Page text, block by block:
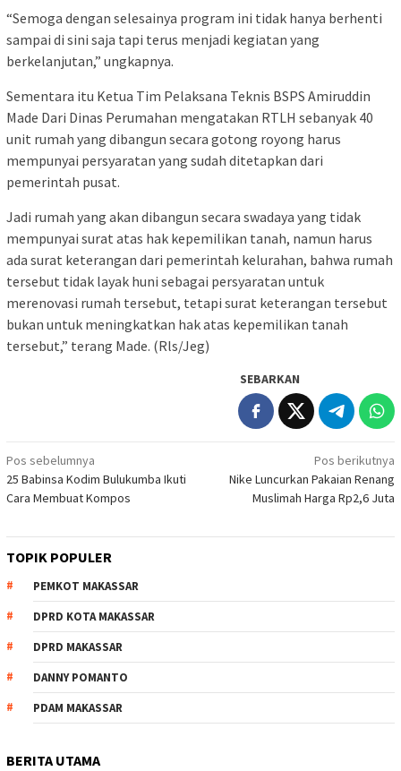
“Semoga dengan selesainya program ini tidak hanya berhenti
sampai di sini saja tapi terus menjadi kegiatan yang
berkelanjutan,” ungkapnya.
Sementara itu Ketua Tim Pelaksana Teknis BSPS Amiruddin
Made Dari Dinas Perumahan mengatakan RTLH sebanyak 40
unit rumah yang dibangun secara gotong royong harus
mempunyai persyaratan yang sudah ditetapkan dari
pemerintah pusat.
Jadi rumah yang akan dibangun secara swadaya yang tidak
mempunyai surat atas hak kepemilikan tanah, namun harus
ada surat keterangan dari pemerintah kelurahan, bahwa rumah
tersebut tidak layak huni sebagai persyaratan untuk
merenovasi rumah tersebut, tetapi surat keterangan tersebut
bukan untuk meningkatkan hak atas kepemilikan tanah
tersebut,” terang Made. (Rls/Jeg)
SEBARKAN
Navigasi
pos
Pos sebelumnya
25 Babinsa Kodim Bulukumba Ikuti
Cara Membuat Kompos
Pos berikutnya
Nike Luncurkan Pakaian Renang
Muslimah Harga Rp2,6 Juta
TOPIK POPULER
PEMKOT MAKASSAR
DPRD KOTA MAKASSAR
DPRD MAKASSAR
DANNY POMANTO
PDAM MAKASSAR
BERITA UTAMA